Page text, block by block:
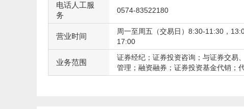
电话人工服
务
0574-83522180
营业时间
周一至周五（交易日）8:30-11:30，
17:00
业务范围
证券经纪；证券投资咨询；与证券交易
管理；融资融券；证券投资基金代销；